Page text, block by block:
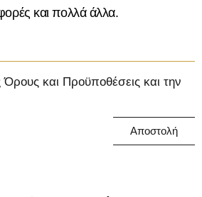
και πολλά άλλα.
και Προϋποθέσεις και την
Αποστολή